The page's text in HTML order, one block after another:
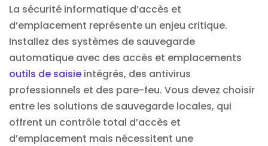
La sécurité informatique d’accès et
d’emplacement représente un enjeu critique.
Installez des systèmes de sauvegarde
automatique avec des accès et emplacements
outils de saisie intégrés, des antivirus
professionnels et des pare-feu. Vous devez choisir
entre les solutions de sauvegarde locales, qui
offrent un contrôle total d’accès et
d’emplacement mais nécessitent une